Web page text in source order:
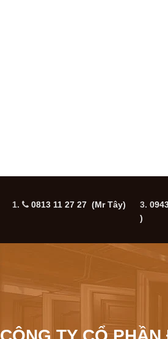
1. 0813 11 27 27 (Mr Tây) 3.
)